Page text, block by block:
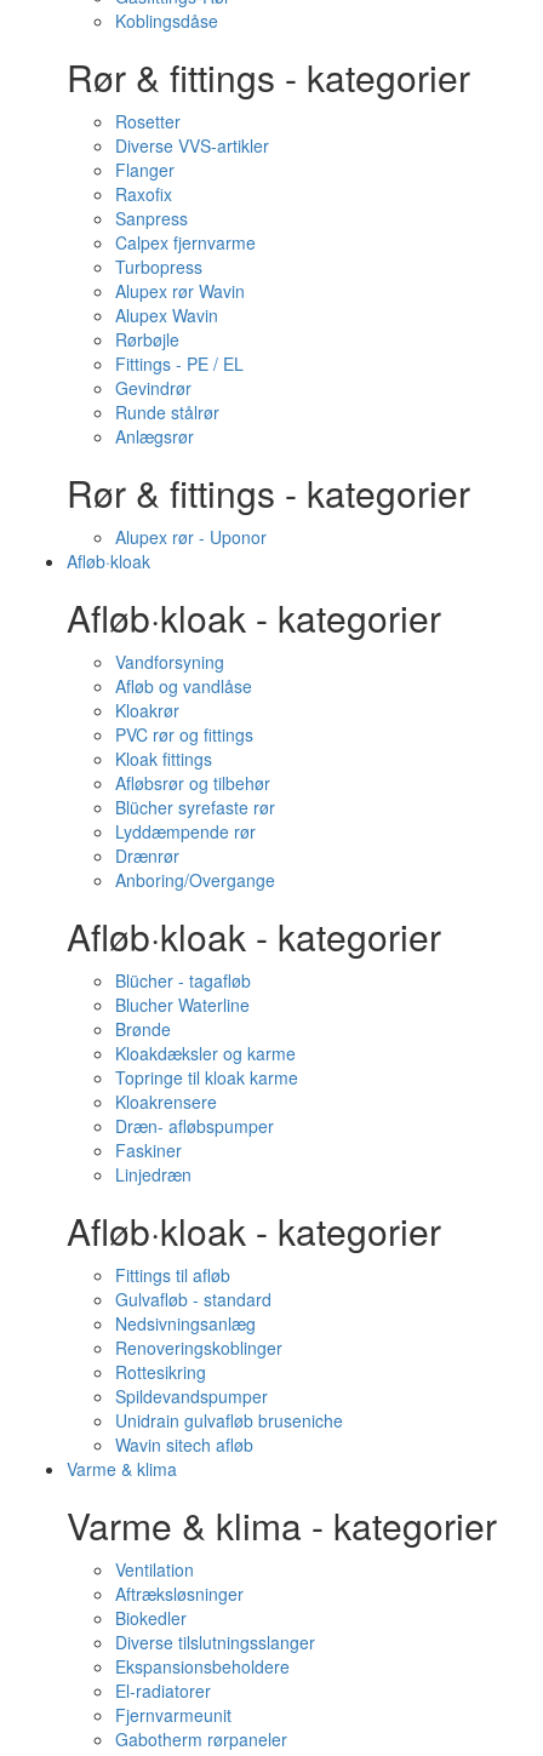
Koblingsdåse
Rør & fittings - kategorier
Rosetter
Diverse VVS-artikler
Flanger
Raxofix
Sanpress
Calpex fjernvarme
Turbopress
Alupex rør Wavin
Alupex Wavin
Rørbøjle
Fittings - PE / EL
Gevindrør
Runde stålrør
Anlægsrør
Rør & fittings - kategorier
Alupex rør - Uponor
Afløb·kloak
Afløb·kloak - kategorier
Vandforsyning
Afløb og vandlåse
Kloakrør
PVC rør og fittings
Kloak fittings
Afløbsrør og tilbehør
Blücher syrefaste rør
Lyddæmpende rør
Drænrør
Anboring/Overgange
Afløb·kloak - kategorier
Blücher - tagafløb
Blucher Waterline
Brønde
Kloakdæksler og karme
Topringe til kloak karme
Kloakrensere
Dræn- afløbspumper
Faskiner
Linjedræn
Afløb·kloak - kategorier
Fittings til afløb
Gulvafløb - standard
Nedsivningsanlæg
Renoveringskoblinger
Rottesikring
Spildevandspumper
Unidrain gulvafløb bruseniche
Wavin sitech afløb
Varme & klima
Varme & klima - kategorier
Ventilation
Aftræksløsninger
Biokedler
Diverse tilslutningsslanger
Ekspansionsbeholdere
El-radiatorer
Fjernvarmeunit
Gabotherm rørpaneler